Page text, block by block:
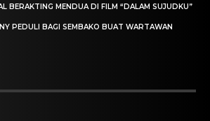
BERAKTING MENDUA DI FILM “DALAM SUJUDKU”
PEDULI BAGI SEMBAKO BUAT WARTAWAN